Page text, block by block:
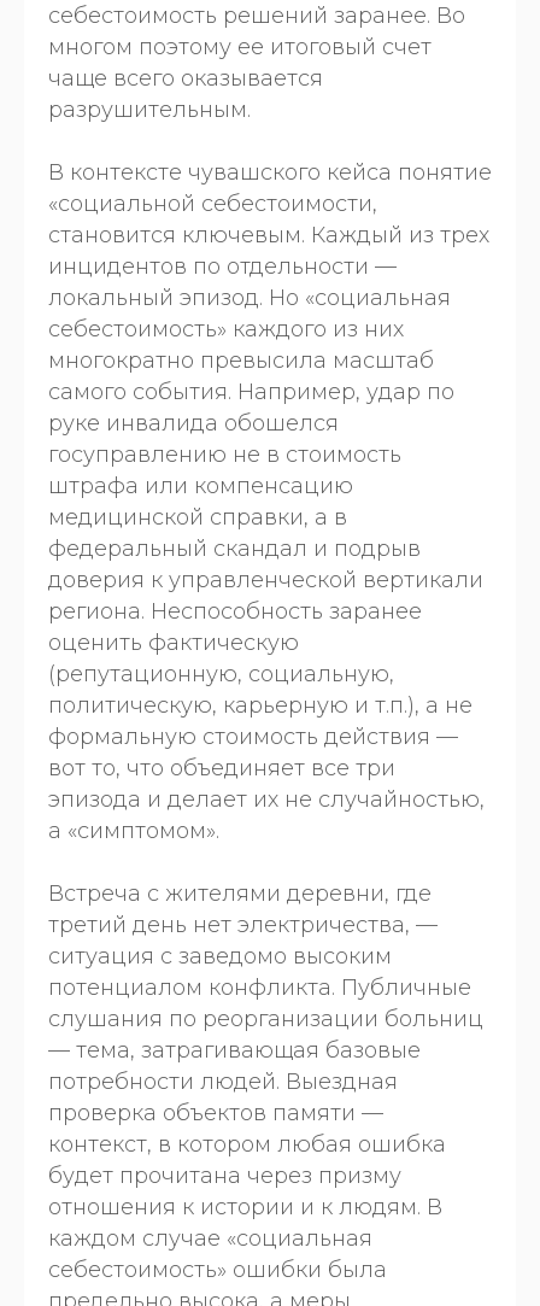
себестоимость решений заранее. Во
многом поэтому ее итоговый счет
чаще всего оказывается
разрушительным.
В контексте чувашского кейса понятие
«социальной себестоимости,
становится ключевым. Каждый из трех
инцидентов по отдельности —
локальный эпизод. Но «социальная
себестоимость» каждого из них
многократно превысила масштаб
самого события. Например, удар по
руке инвалида обошелся
госуправлению не в стоимость
штрафа или компенсацию
медицинской справки, а в
федеральный скандал и подрыв
доверия к управленческой вертикали
региона. Неспособность заранее
оценить фактическую
(репутационную, социальную,
политическую, карьерную и т.п.), а не
формальную стоимость действия —
вот то, что объединяет все три
эпизода и делает их не случайностью,
а «симптомом».
Встреча с жителями деревни, где
третий день нет электричества, —
ситуация с заведомо высоким
потенциалом конфликта. Публичные
слушания по реорганизации больниц
— тема, затрагивающая базовые
потребности людей. Выездная
проверка объектов памяти —
контекст, в котором любая ошибка
будет прочитана через призму
отношения к истории и к людям. В
каждом случае «социальная
себестоимость» ошибки была